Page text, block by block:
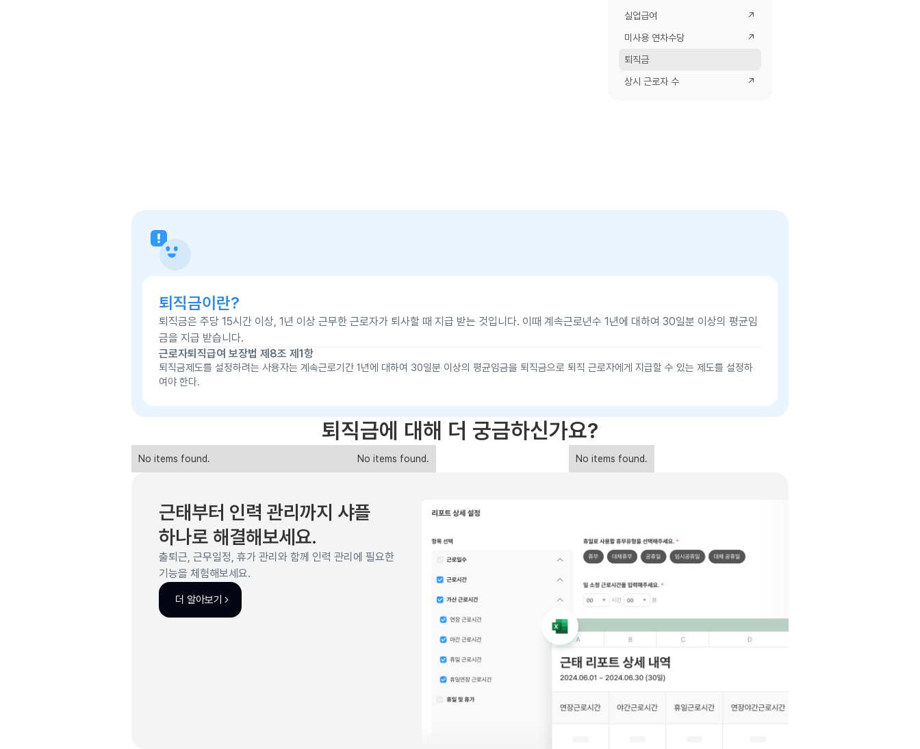
실업급여
↗
미사용 연차수당
↗
퇴직금
상시 근로자 수
↗
퇴직금이란?
퇴직금은 주당 15시간 이상, 1년 이상 근무한 근로자가 퇴사할 때 지급 받는 것입니다. 이때 계속근로년수 1년에 대하여 30일분 이상의 평균임
금을 지급 받습니다.
근로자퇴직급여 보장법 제8조 제1항
퇴직금제도를 설정하려는 사용자는 계속근로기간 1년에 대하여 30일분 이상의 평균임금을 퇴직금으로 퇴직 근로자에게 지급할 수 있는 제도를 설정하
여야 한다.
퇴직금에 대해 더 궁금하신가요?
No items found. No items found. No items found.
근태부터 인력 관리까지 샤플
하나로 해결해보세요.
출퇴근, 근무일정, 휴가 관리와 함께 인력 관리에 필요한
기능을 체험해보세요.
더 알아보기